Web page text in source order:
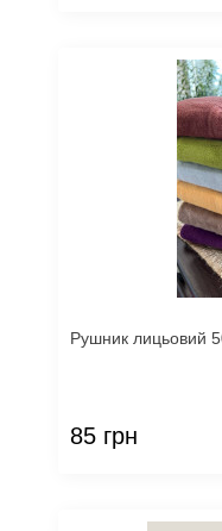
Рушник лицьовий
85 грн